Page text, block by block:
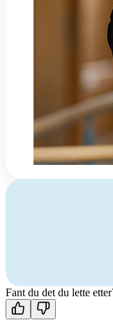
Har du spørsmål
Kontakt oss
Fant du det du lette